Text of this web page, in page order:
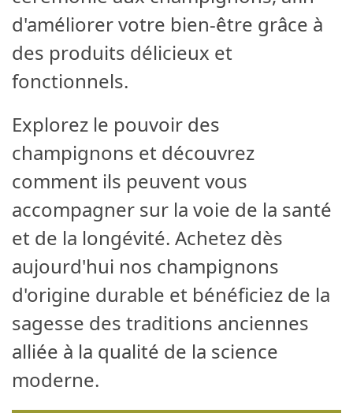
d'améliorer votre bien-être grâce à
des produits délicieux et
fonctionnels.
Explorez le pouvoir des
champignons et découvrez
comment ils peuvent vous
accompagner sur la voie de la santé
et de la longévité. Achetez dès
aujourd'hui nos champignons
d'origine durable et bénéficiez de la
sagesse des traditions anciennes
alliée à la qualité de la science
moderne.